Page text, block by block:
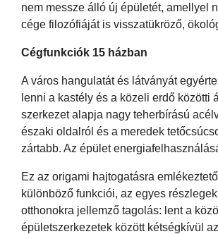
nem messze álló új épületét, amellyel
cége filozófiáját is visszatükröző,
Cégfunkciók 15 házban
A város hangulatát és látványát
lenni a kastély és a közeli erdő közötti
szerkezet alapja nagy teherbírású
északi oldalról és a meredek
zártabb. Az épület
Ez az origami hajtogatásra
különböző funkciói, az egyes
otthonokra jellemző tagolás: lent a
épületszerkezetek között kétségkívül